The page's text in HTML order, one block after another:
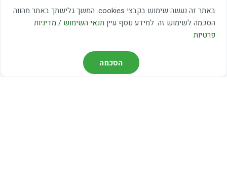
באתר זה נעשה שימוש בקבצי cookies. המשך גלישתך באתר מהווה
הסכמה לשימוש זה. למידע נוסף עיין תנאי השימוש / מדיניות
פרטיות
הסכמה
יום ו׳
09:00 - 15:00
שבת
20:00 - 23:00